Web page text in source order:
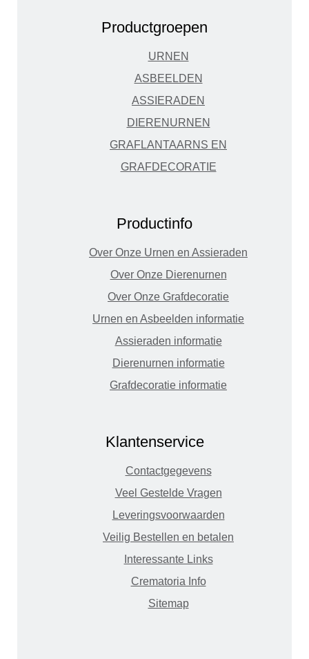
Productgroepen
URNEN
ASBEELDEN
ASSIERADEN
DIERENURNEN
GRAFLANTAARNS EN
GRAFDECORATIE
Productinfo
Over Onze Urnen en Assieraden
Over Onze Dierenurnen
Over Onze Grafdecoratie
Urnen en Asbeelden informatie
Assieraden informatie
Dierenurnen informatie
Grafdecoratie informatie
Klantenservice
Contactgegevens
Veel Gestelde Vragen
Leveringsvoorwaarden
Veilig Bestellen en betalen
Interessante Links
Crematoria Info
Sitemap